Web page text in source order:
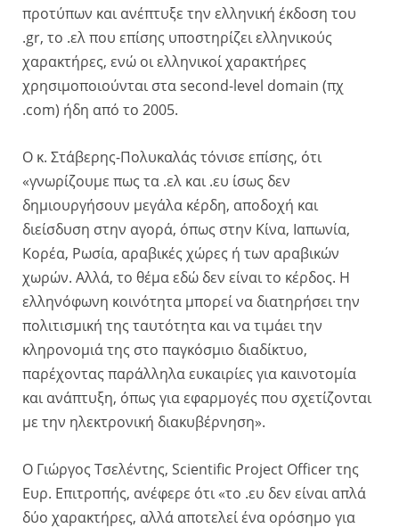
προτύπων και ανέπτυξε την ελληνική έκδοση του
.gr, το .ελ που επίσης υποστηρίζει ελληνικούς
χαρακτήρες, ενώ οι ελληνικοί χαρακτήρες
χρησιμοποιούνται στα second-level domain (πχ
.com) ήδη από το 2005.
Ο κ. Στάβερης-Πολυκαλάς τόνισε επίσης, ότι
«γνωρίζουμε πως τα .ελ και .ευ ίσως δεν
δημιουργήσουν μεγάλα κέρδη, αποδοχή και
διείσδυση στην αγορά, όπως στην Κίνα, Ιαπωνία,
Κορέα, Ρωσία, αραβικές χώρες ή των αραβικών
χωρών. Aλλά, το θέμα εδώ δεν είναι το κέρδος. Η
ελληνόφωνη κοινότητα μπορεί να διατηρήσει την
πολιτισμική της ταυτότητα και να τιμάει την
κληρονομιά της στο παγκόσμιο διαδίκτυο,
παρέχοντας παράλληλα ευκαιρίες για καινοτομία
και ανάπτυξη, όπως για εφαρμογές που σχετίζονται
με την ηλεκτρονική διακυβέρνηση».
Ο Γιώργος Τσελέντης, Scientific Project Officer της
Ευρ. Επιτροπής, ανέφερε ότι «το .ευ δεν είναι απλά
δύο χαρακτήρες, αλλά αποτελεί ένα ορόσημο για